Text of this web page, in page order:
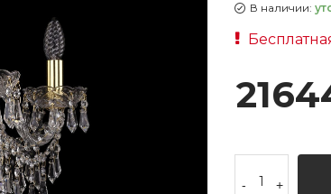
В наличии:
- +